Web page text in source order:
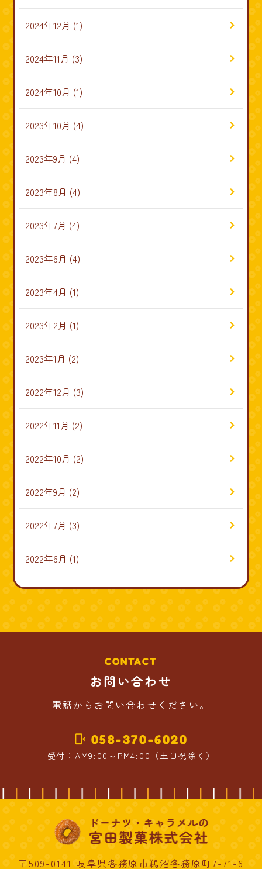
2024年12月 (1)
2024年11月 (3)
2024年10月 (1)
2023年10月 (4)
2023年9月 (4)
2023年8月 (4)
2023年7月 (4)
2023年6月 (4)
2023年4月 (1)
2023年2月 (1)
2023年1月 (2)
2022年12月 (3)
2022年11月 (2)
2022年10月 (2)
2022年9月 (2)
2022年7月 (3)
2022年6月 (1)
CONTACT
お問い合わせ
電話からお問い合わせください。
phonelink_ring 058-370-6020
受付：AM9:00～PM4:00（土日祝除く）
〒509-0141 岐阜県各務原市鵜沼各務原町7-71-6